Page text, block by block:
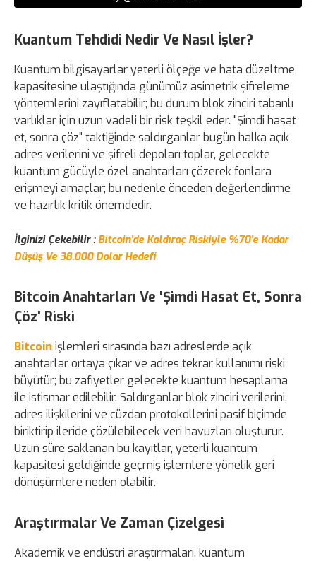
Kuantum Tehdidi Nedir Ve Nasıl İşler?
Kuantum bilgisayarlar yeterli ölçeğe ve hata düzeltme
kapasitesine ulaştığında günümüz asimetrik şifreleme
yöntemlerini zayıflatabilir; bu durum blok zinciri tabanlı
varlıklar için uzun vadeli bir risk teşkil eder. "Şimdi hasat
et, sonra çöz" taktiğinde saldırganlar bugün halka açık
adres verilerini ve şifreli depoları toplar, gelecekte
kuantum gücüyle özel anahtarları çözerek fonlara
erişmeyi amaçlar; bu nedenle önceden değerlendirme
ve hazırlık kritik önemdedir.
İlginizi Çekebilir : Bitcoin’de Kaldıraç Riskiyle %70’e Kadar
Düşüş Ve 38.000 Dolar Hedefi
Bitcoin Anahtarları Ve 'Şimdi Hasat Et, Sonra
Çöz' Riski
Bitcoin işlemleri sırasında bazı adreslerde açık
anahtarlar ortaya çıkar ve adres tekrar kullanımı riski
büyütür; bu zafiyetler gelecekte kuantum hesaplama
ile istismar edilebilir. Saldırganlar blok zinciri verilerini,
adres ilişkilerini ve cüzdan protokollerini pasif biçimde
biriktirip ileride çözülebilecek veri havuzları oluşturur.
Uzun süre saklanan bu kayıtlar, yeterli kuantum
kapasitesi geldiğinde geçmiş işlemlere yönelik geri
dönüşümlere neden olabilir.
Araştırmalar Ve Zaman Çizelgesi
Akademik ve endüstri araştırmaları, kuantum